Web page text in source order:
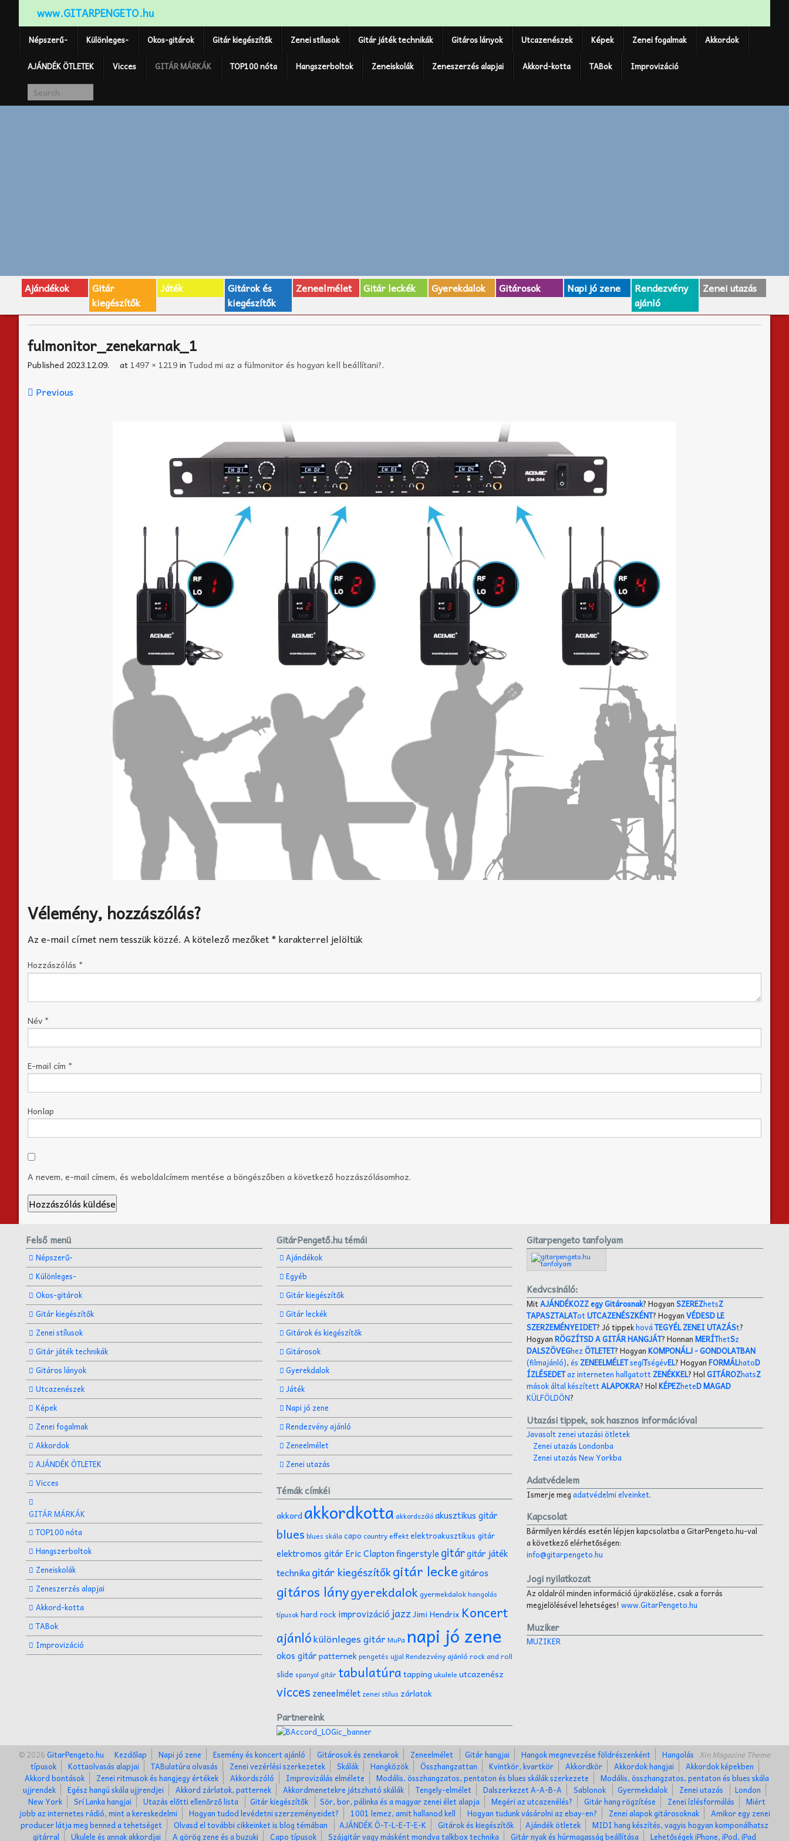
www.GITARPENGETO.hu
Népszerű- Különleges- Okos-gitárok Gitár kiegészítők Zenei stílusok Gitár játék technikák Gitáros lányok Utcazenészek Képek Zenei fogalmak Akkordok
AJÁNDÉK ÖTLETEK Vicces GITÁR MÁRKÁK TOP100 nóta Hangszerboltok Zeneiskolák Zeneszerzés alapjai Akkord-kotta TABok Improvizáció
Ajándékok
Gitár
kiegészítők
Játék
Gitárok és
kiegészítők
Zeneelmélet Gitár leckék Gyerekdalok Gitárosok Napi jó zene
Rendezvény
ajánló
Zenei utazás
fulmonitor_zenekarnak_1
Published 2023.12.09. at 1497 × 1219in Tudod mi az a fülmonitor és hogyan kell beállítani?.
Previous
Vélemény, hozzászólás?
Az e-mail címet nem tesszük közzé. A kötelező mezőket*karakterrel jelöltük
Hozzászólás *
Név *
E-mail cím *
Honlap
A nevem, e-mail címem, és weboldalcímem mentése a böngészőben a következő hozzászólásomhoz.
Felső menü
Népszerű-
Különleges-
Okos-gitárok
Gitár kiegészítők
Zenei stílusok
Gitár játék technikák
Gitáros lányok
Utcazenészek
Képek
Zenei fogalmak
Akkordok
AJÁNDÉK ÖTLETEK
Vicces
GITÁR MÁRKÁK
TOP100 nóta
Hangszerboltok
Zeneiskolák
Zeneszerzés alapjai
Akkord-kotta
TABok
Improvizáció
GitárPengető.hu témái
Ajándékok
Egyéb
Gitár kiegészítők
Gitár leckék
Gitárok és kiegészítők
Gitárosok
Gyerekdalok
Játék
Napi jó zene
Rendezvény ajánló
Zeneelmélet
Zenei utazás
Témák címkéi
akkordakkordkotta akkordszólóakusztikus gitár
blues blues skálacapo country effektelektroakusztikus gitár
elektromos gitár Eric Claptonfingerstyle gitárgitár játék
technikagitár kiegészítőkgitár leckegitáros
gitáros lánygyerekdalokgyermekdalokhangolás
típusokhard rock improvizáció jazzJimi Hendrix Koncert
ajánlókülönleges gitár MuPa napi jó zene
okos gitárpatternekpengetés ujjal Rendezvény ajánló rock and roll
slide spanyol gitár tabulatúratapping ukulele utcazenész
vicces zeneelmélet zenei stílus zárlatok
Partnereink
Gitarpengeto tanfolyam
Kedvcsináló:
MitAJÁNDÉKOZZ egy Gitárosnak? HogyanSZEREZhetsZ
TAPASZTALATotUTCAZENÉSZKÉNT? HogyanVÉDESD LE
SZERZEMÉNYEIDET? Jó tippekhováTEGYÉL ZENEI UTAZÁSt?
HogyanRÖGZÍTSD A GITÁR HANGJÁT? HonnanMERÍThetSz
DALSZÖVEGhezÖTLETET? HogyanKOMPONÁLJ- GONDOLATBAN
(filmajánló),és ZENEELMÉLETsegíTségévEL? HogyanFORMÁLhatoD
ÍZLÉSEDETaz interneten hallgatott ZENÉKKEL? HolGITÁROZhatsZ
mások által készítettALAPOKRA? HolKÉPEZheteD MAGAD
KÜLFÖLDÖN?
Utazási tippek, sok hasznos információval
Javasolt zenei utazási ötletek
Zenei utazás Londonba
Zenei utazás New Yorkba
Adatvédelem
Ismerje megadatvédelmi elveinket.
Kapcsolat
Bármilyen kérdés esetén lépjen kapcsolatba a GitarPengeto.hu-val
a következő elérhetőségen:
info@gitarpengeto.hu
Jogi nyilatkozat
Az oldalról minden információ újraközlése, csak a forrás
megjelölésével lehetséges!www.GitarPengeto.hu
Muziker
MUZIKER
© 2026GitarPengeto.hu Xin Magazine Theme
Kezdőlap Napi jó zene Esemény és koncert ajánló Gitárosok és zenekarok Zeneelmélet Gitár hangjai Hangok megnevezése földrészenként
Hangolás
típusok
Kottaolvasás alapjai TABulatúra olvasás Zenei vezérlési szerkezetek Skálák Hangközök Összhangzattan Kvintkör, kvartkör Akkordkör Akkordok hangjai
Akkordok képekben
Akkord bontások
Zenei ritmusok és hangjegy értékek Akkordszóló Improvizálás elmélete Modális, összhangzatos, pentaton és blues skálák szerkezete
Modális, összhangzatos, pentaton és blues skála
ujjrendek
Egész hangú skála ujjrendjei Akkord zárlatok, patternek Akkordmenetekre játszható skálák Tengely-elmélet Dalszerkezet A-A-B-A Sablonok Gyermekdalok Zenei utazás
London
New York
Srí Lanka hangjai Utazás előtti ellenőrző lista Gitár kiegészítők Sör, bor, pálinka és a magyar zenei élet alapja Megéri az utcazenélés? Gitár hang rögzítése Zenei ízlésformálás
Miért
jobb az internetes rádió, mint a kereskedelmi
Hogyan tudod levédetni szerzeményeidet? 1001 lemez, amit hallanod kell Hogyan tudunk vásárolni az ebay-en? Zenei alapok gitárosoknak
Amikor egy zenei
producer látja meg benned a tehetséget
Olvasd el további cikkeinket is blog témában AJÁNDÉK Ö-T-L-E-T-E-K Gitárok és kiegészítők Ajándék ötletek
MIDI hang készítés, vagyis hogyan komponálhatsz
gitárral
Ukulele és annak akkordjai A görög zene és a buzuki Capo típusok Szájgitár vagy másként mondva talkbox technika Gitár nyak és húrmagasság beállítása Lehetőségek iPhone, iPod, iPad